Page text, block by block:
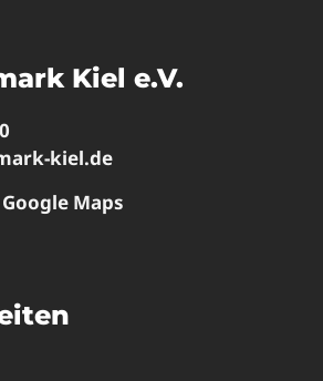
Kiel e.V.
kiel.de
Maps